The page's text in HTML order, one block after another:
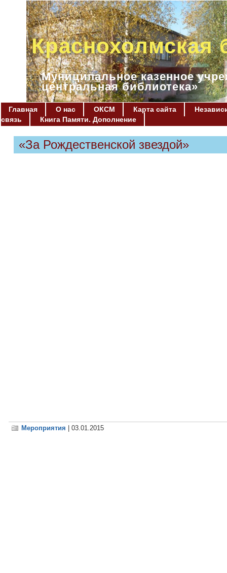
Краснохолмская
Муниципальное казенное
центральная библиотека»
Главная О нас ОКСМ Карта сайта
связь
Книга Памяти. Дополнение
«За Рождественской звездой»
Мероприятия | 03.01.2015